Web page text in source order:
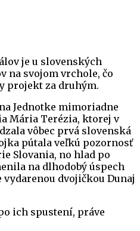
je u slovenských
na svojom vrchole, čo
projekt za druhým.
Jednotke mimoriadne
Mária Terézia, ktorej v
vôbec prvá slovenská
pútala veľkú pozornosť
Slovania, no hlad po
na dlhodobý úspech
dvojičkou Dunaj
ich spustení, práve